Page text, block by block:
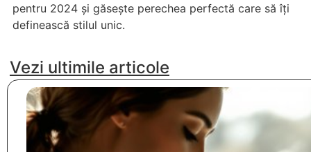
pentru 2024 și găsește perechea perfectă care să îți
definească stilul unic.
Vezi ultimile articole